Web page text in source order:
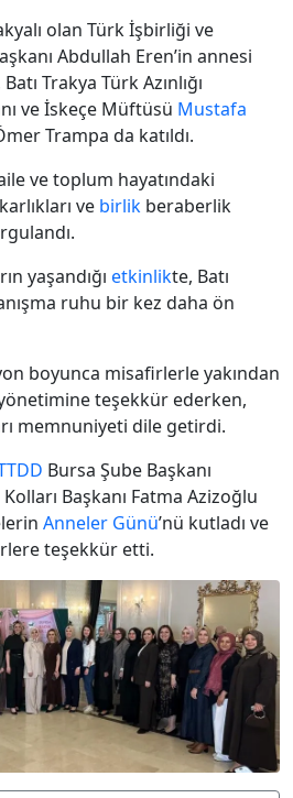
olan Türk İşbirliği ve
Abdullah Eren’in annesi
Trakya Türk Azınlığı
ve İskeçe Müftüsü Mustafa
Trampa da katıldı.
ve toplum hayatındaki
ve birlik beraberlik
yaşandığı etkinlikte, Batı
ruhu bir kez daha ön
boyunca misafirlerle yakından
teşekkür ederken,
memnuniyeti dile getirdi.
Bursa Şube Başkanı
Başkanı Fatma Azizoğlu
Anneler Günü’nü kutladı ve
teşekkür etti.